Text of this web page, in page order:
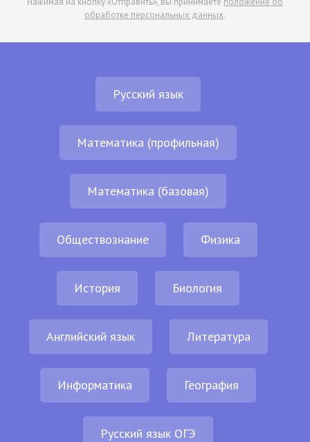
обработке персональных данных.
Русский язык
Математика (профильная)
Математика (базовая)
Обществознание Физика
История Биология
Английский язык Литература
Информатика География
Русский язык ОГЭ